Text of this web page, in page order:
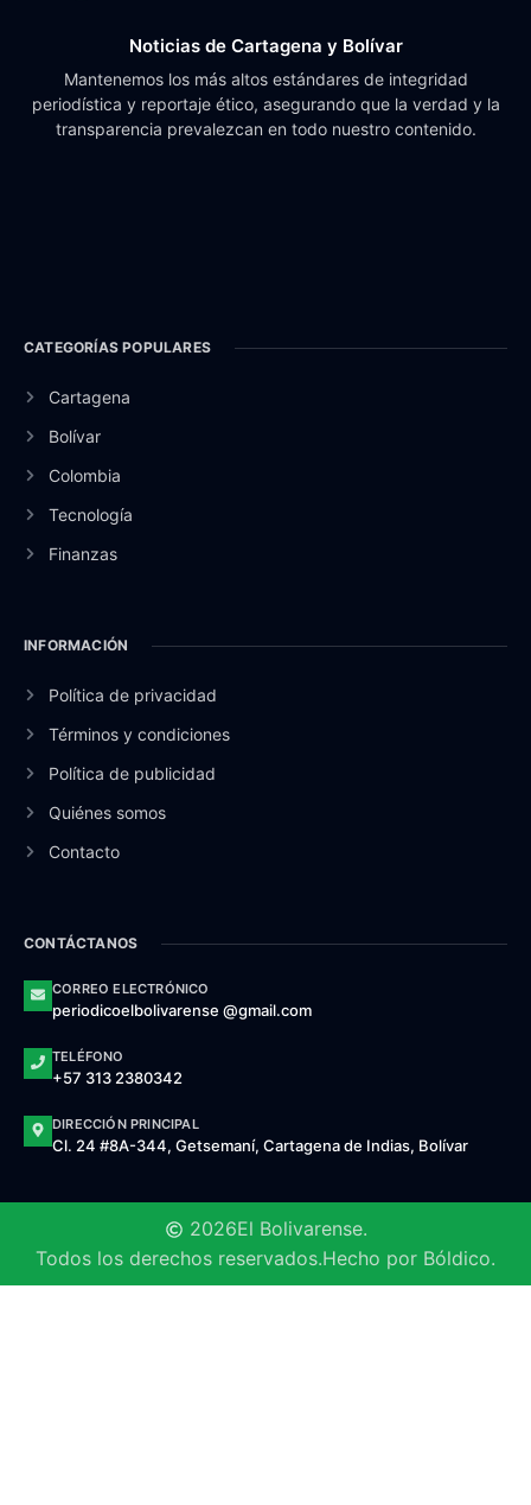
Noticias de Cartagena y Bolívar
Mantenemos los más altos estándares de integridad
periodística y reportaje ético, asegurando que la verdad y la
transparencia prevalezcan en todo nuestro contenido.
CATEGORÍAS POPULARES
Cartagena
Bolívar
Colombia
Tecnología
Finanzas
INFORMACIÓN
Política de privacidad
Términos y condiciones
Política de publicidad
Quiénes somos
Contacto
CONTÁCTANOS
CORREO ELECTRÓNICO
periodicoelbolivarense @gmail.com
TELÉFONO
+57 313 2380342
DIRECCIÓN PRINCIPAL
Cl. 24 #8A-344, Getsemaní, Cartagena de Indias, Bolívar
2026El Bolivarense.
Todos los derechos reservados.Hecho por Bóldico.